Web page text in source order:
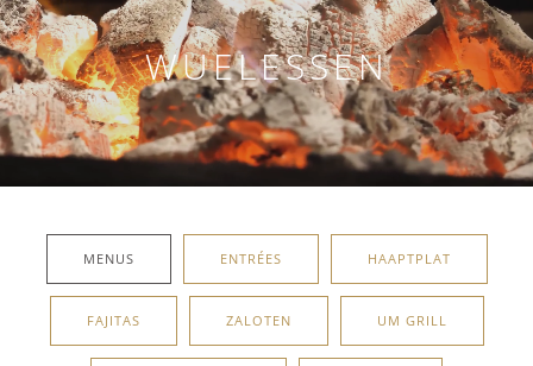
WUELESSEN
MENUS ENTRÉES HAAPTPLAT
FAJITAS ZALOTEN UM GRILL